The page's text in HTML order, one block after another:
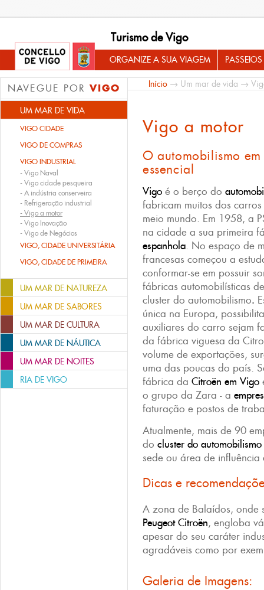
Turismo de Vigo
ORGANIZE A SUA VIAGEM
NAVEGUE POR VIGO
UM MAR DE VIDA
VIGO CIDADE
VIGO DE COMPRAS
VIGO INDUSTRIAL
- Vigo Naval
- Vigo cidade pesqueira
- A indústria conserveira
- Refrigeração industrial
- Vigo a motor
- Vigo Inovação
- Vigo de Negócios
VIGO, CIDADE UNIVERSITÁRIA
VIGO, CIDADE DE PRIMEIRA
UM MAR DE NATUREZA
UM MAR DE SABORES
UM MAR DE CULTURA
UM MAR DE NÁUTICA
UM MAR DE NOITES
RIA DE VIGO
Início → Um mar de vida →
Vigo a motor
O automobilismo
essencial
Vigo é o berço do
fabricam muitos dos
meio mundo. Em 1958, a
na cidade a sua primeira
espanhola. No espaço de
francesas começou a
conformar-se em possuir
fábricas automobilísticas
cluster do automobilismo.
única na Europa,
auxiliares do carro sejam
da fábrica viguesa da
volume de exportações,
uma das poucas do país.
fábrica da Citroën em Vigo
o grupo da Zara - a
faturação e postos de
Atualmente, mais de 90
do cluster do
sede ou área de
Dicas e
A zona de Balaídos, onde
Peugeot Citroën, engloba
apesar do seu caráter
agradáveis como por
Galeria de Imagens: